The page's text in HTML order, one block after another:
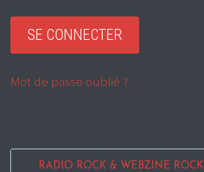
Mot de passe oublié ?
RADIO ROCK & WEBZINE ROCK